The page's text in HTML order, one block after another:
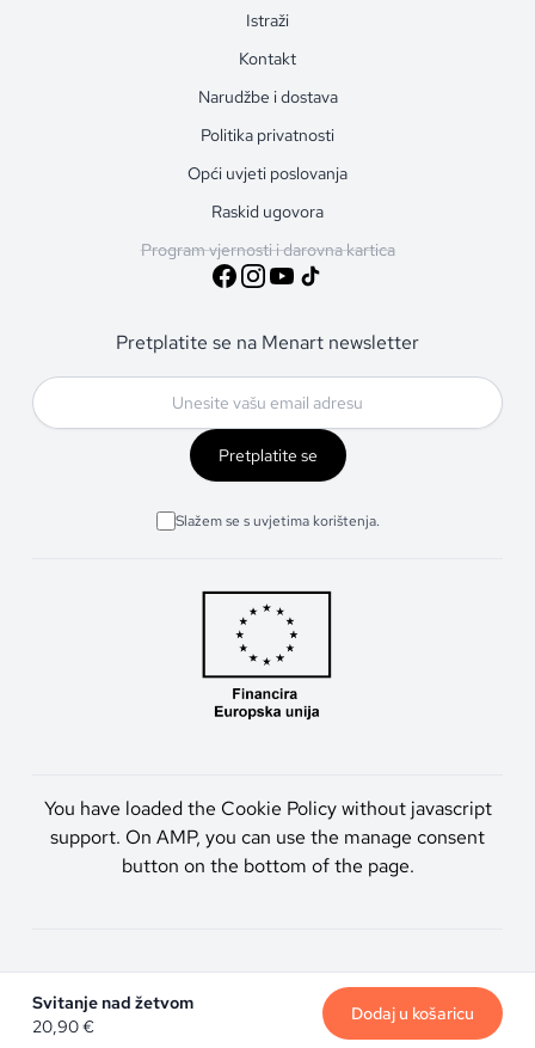
Svitanje nad žetvom
20,90€
Dodaj u košaricu
Istraži
Kontakt
Narudžbe i dostava
Politika privatnosti
Opći uvjeti poslovanja
Raskid ugovora
Program vjernosti i darovna kartica
Pretplatite se na Menart newsletter
Pretplatite se
Slažem se s uvjetima korištenja.
You have loaded the Cookie Policy without javascript
support. On AMP, you can use the manage consent
button on the bottom of the page.
Artmen d.o.o. © 2026. Sva prava pridržana.